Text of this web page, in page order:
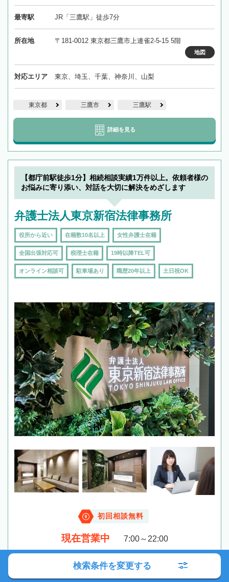
最寄駅 JR「三鷹駅」徒歩7分
所在地 〒181-0012 東京都三鷹市上連雀2-5-15 5階
地図
対応エリア 東京、埼玉、千葉、神奈川、山梨
東京都 三鷹市 三鷹駅
詳細を見る
【都庁前駅徒歩1分】相続相談実績1万件以上。依頼者様の
お悩みに寄り添い、対話を大切に解決をめざします
弁護士法人東京新宿法律事務所
役所から近い 在籍数10名以上 女性弁護士在籍
全国出張対応可 税理士在籍 19時以降TEL可
オンライン相談可 駐車場あり 職歴20年以上 土日祝OK
初回相談無料
現在営業中 7:00～22:00
電話する
検索条件を変更する